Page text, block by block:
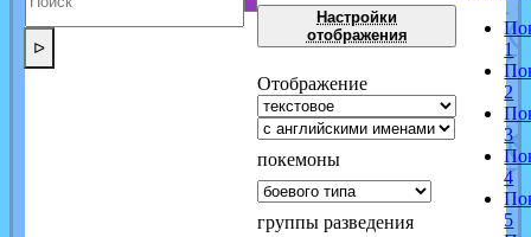
ᐅ
Настройки
отображения
Отображение
покемоны
группы разведения
1
2
3
4
5